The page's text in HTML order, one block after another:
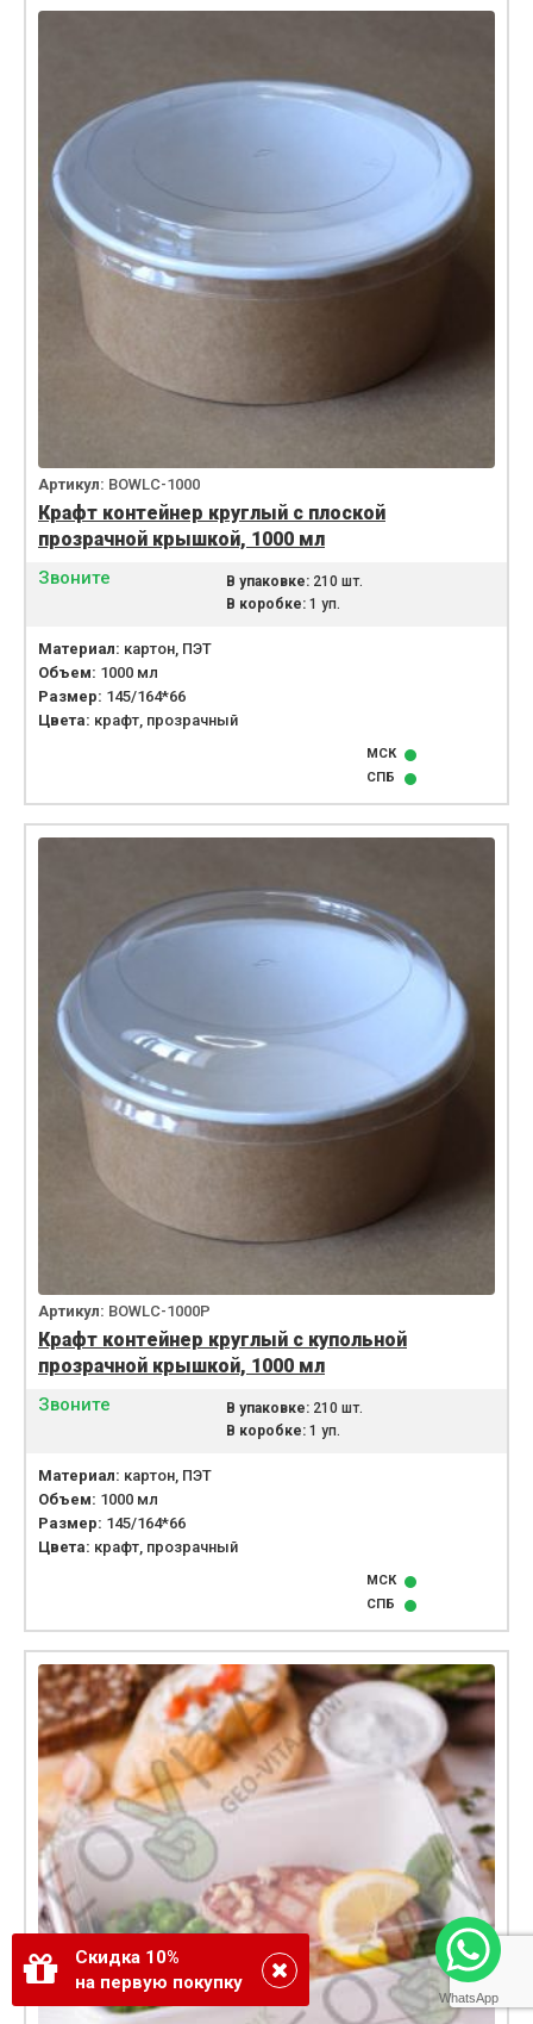
Артикул: BOWLС-1000
Крафт контейнер круглый с плоской
прозрачной крышкой, 1000 мл
Звоните В упаковке:210 шт.
В коробке:1 уп.
Материал: картон, ПЭТ
Объем: 1000 мл
Размер: 145/164*66
Цвета: крафт, прозрачный
МСК
СПБ
Артикул: BOWLС-1000P
Крафт контейнер круглый с купольной
прозрачной крышкой, 1000 мл
Звоните В упаковке:210 шт.
В коробке:1 уп.
Материал: картон, ПЭТ
Объем: 1000 мл
Размер: 145/164*66
Цвета: крафт, прозрачный
МСК
СПБ
Скидка 10%
на первую покупку
WhatsApp